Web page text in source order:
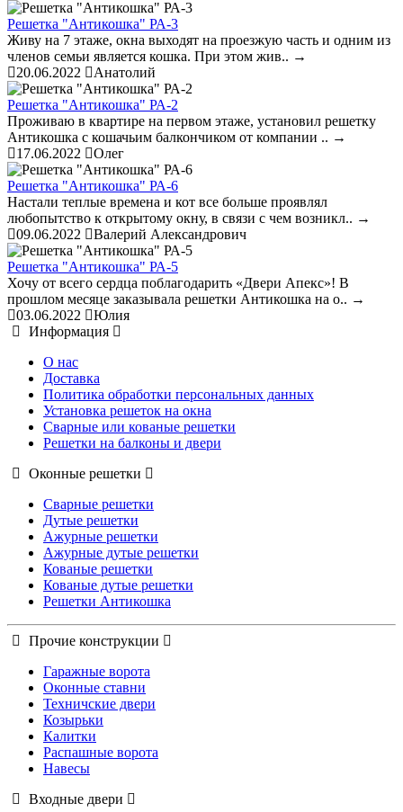
Решетка "Антикошка" РА-3
Живу на 7 этаже, окна выходят на проезжую часть и одним из
членов семьи является кошка. При этом жив.. →
20.06.2022
Анатолий
Решетка "Антикошка" РА-2
Проживаю в квартире на первом этаже, установил решетку
Антикошка с кошачьим балкончиком от компании .. →
17.06.2022
Олег
Решетка "Антикошка" РА-6
Настали теплые времена и кот все больше проявлял
любопытство к открытому окну, в связи с чем возникл.. →
09.06.2022
Валерий Александрович
Решетка "Антикошка" РА-5
Хочу от всего сердца поблагодарить «Двери Апекс»! В
прошлом месяце заказывала решетки Антикошка на о.. →
03.06.2022
Юлия
Информация
О нас
Доставка
Политика обработки персональных данных
Установка решеток на окна
Сварные или кованые решетки
Решетки на балконы и двери
Оконные решетки
Сварные решетки
Дутые решетки
Ажурные решетки
Ажурные дутые решетки
Кованые решетки
Кованые дутые решетки
Решетки Антикошка
Прочие конструкции
Гаражные ворота
Оконные ставни
Техничские двери
Козырьки
Калитки
Распашные ворота
Навесы
Входные двери